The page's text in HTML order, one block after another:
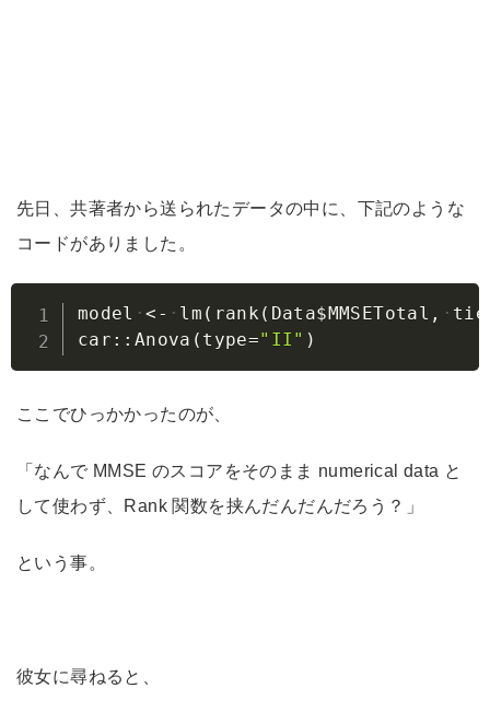
先日、共著者から送られたデータの中に、下記のような
コードがありました。
model <- lm ( rank ( Data$ MMSETotal ,
car :: Anova ( type="II" )
Copy
ここでひっかかったのが、
「なんで MMSE のスコアをそのまま numerical data と
して使わず、Rank 関数を挟んだんだんだろう？」
という事。
彼女に尋ねると、